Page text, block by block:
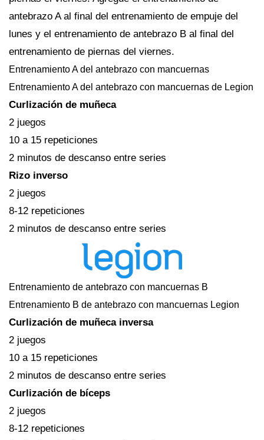
antebrazo A al final del entrenamiento de empuje del
lunes y el entrenamiento de antebrazo B al final del
entrenamiento de piernas del viernes.
Entrenamiento A del antebrazo con mancuernas
Entrenamiento A del antebrazo con mancuernas de Legion
Curlización de muñeca
2 juegos
10 a 15 repeticiones
2 minutos de descanso entre series
Rizo inverso
2 juegos
8-12 repeticiones
2 minutos de descanso entre series
Entrenamiento de antebrazo con mancuernas B
Entrenamiento B de antebrazo con mancuernas Legion
Curlización de muñeca inversa
2 juegos
10 a 15 repeticiones
2 minutos de descanso entre series
Curlización de bíceps
2 juegos
8-12 repeticiones